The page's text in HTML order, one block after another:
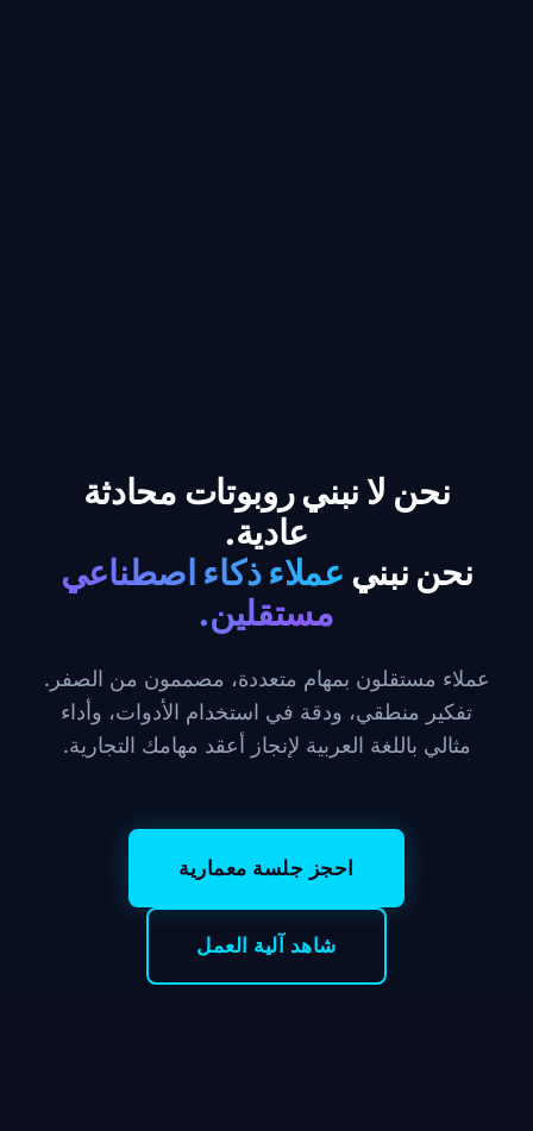
نحن لا نبني روبوتات محادثة
عادية.
نحن نبني عملاء ذكاء اصطناعي
مستقلين.
عملاء مستقلون بمهام متعددة، مصممون من الصفر.
تفكير منطقي، ودقة في استخدام الأدوات، وأداء
مثالي باللغة العربية لإنجاز أعقد مهامك التجارية.
احجز جلسة معمارية
شاهد آلية العمل